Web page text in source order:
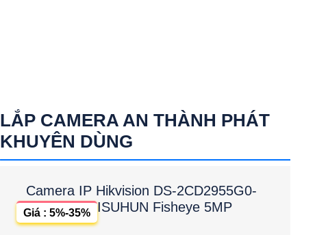
LẮP CAMERA AN THÀNH PHÁT
KHUYÊN DÙNG
Camera IP Hikvision DS-2CD2955G0-
ISUHUN Fisheye 5MP
Giá : 5%-35%